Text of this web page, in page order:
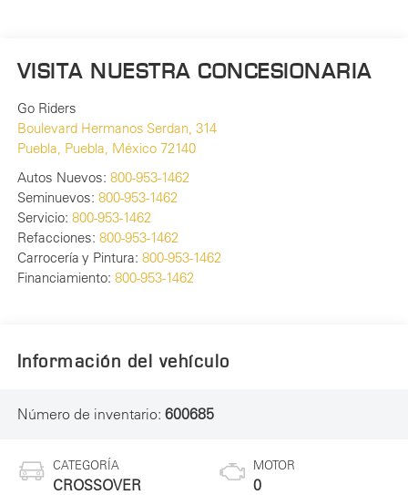
VISITA NUESTRA CONCESIONARIA
Go Riders
Boulevard Hermanos Serdan, 314
Puebla, Puebla, México 72140
Autos Nuevos: 800-953-1462
Seminuevos: 800-953-1462
Servicio: 800-953-1462
Refacciones: 800-953-1462
Carrocería y Pintura: 800-953-1462
Financiamiento: 800-953-1462
Información del vehículo
Número de inventario: 600685
CATEGORÍA
CROSSOVER
MOTOR
0